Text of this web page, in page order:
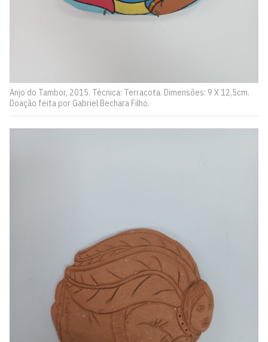
Anjo do Tambor, 2015. Técnica: Terracota. Dimensões: 9 X 12,5cm.
Doação feita por Gabriel Bechara Filho.